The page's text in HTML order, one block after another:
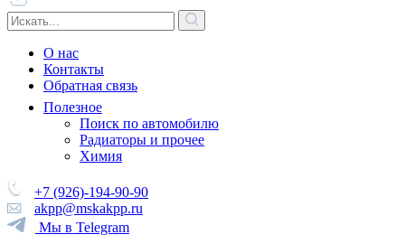
О нас
Контакты
Обратная связь
Полезное
Поиск по автомобилю
Радиаторы и прочее
Химия
+7 (926)-194-90-90
akpp@mskakpp.ru
Мы в Telegram